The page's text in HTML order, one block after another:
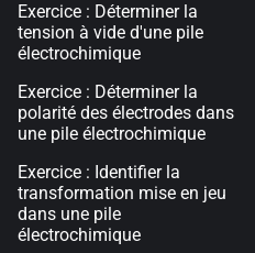
Exercice : Déterminer la
tension à vide d'une pile
électrochimique
Exercice : Déterminer la
polarité des électrodes dans
une pile électrochimique
Exercice : Identifier la
transformation mise en jeu
dans une pile
électrochimique